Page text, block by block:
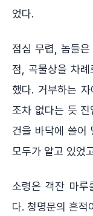
었다.
점심 무렵, 놈들
점, 곡물상을 차
했다. 거부하는
조차 없다는 듯
건을 바닥에 쓸어
모두가 알고 있었
소령은 객잔 마루
다. 청명문의 흔